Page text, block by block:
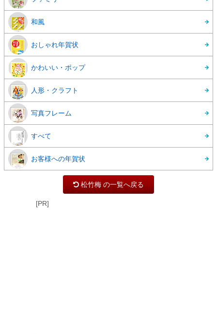
和風
おしゃれ年賀状
かわいい・ポップ
人形・クラフト
写真フレーム
すべて
お客様への年賀状
松竹梅 の一覧へ戻る
[PR]